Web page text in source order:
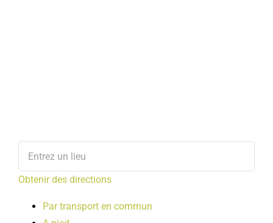
Obtenir des directions
Par transport en commun